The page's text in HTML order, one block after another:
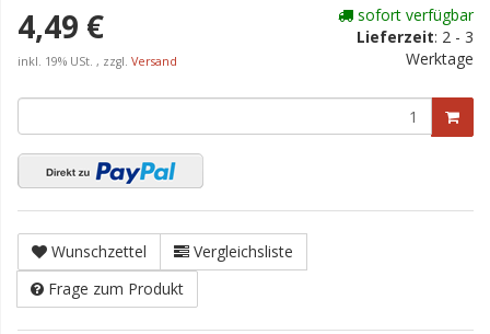
4,49 €
inkl. 19% USt. , zzgl. Versand
sofort verfügbar
Lieferzeit: 2 - 3
Werktage
Wunschzettel
Vergleichsliste
Frage zum Produkt